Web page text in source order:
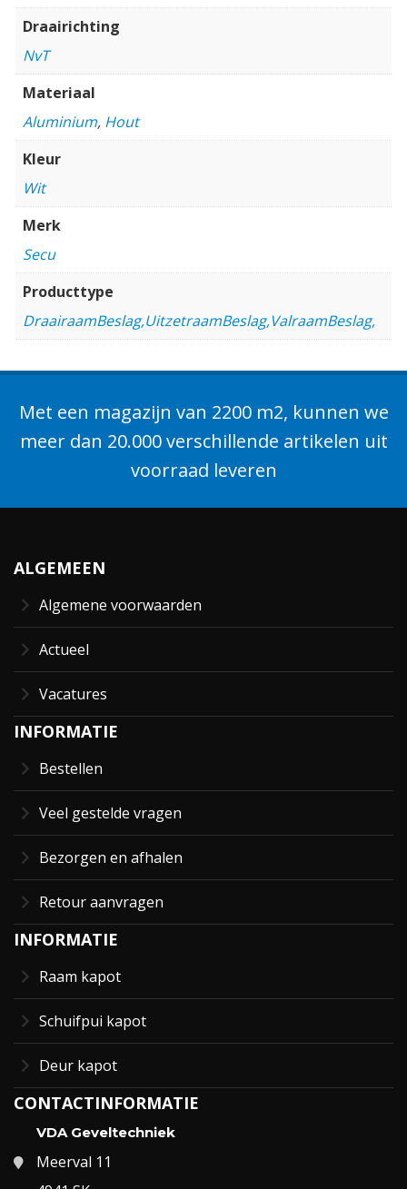
Draairichting
NvT
Materiaal
Aluminium, Hout
Kleur
Wit
Merk
Secu
Producttype
DraairaamBeslag,UitzetraamBeslag,ValraamBeslag,
Met een magazijn van 2200 m2, kunnen we
meer dan 20.000 verschillende artikelen uit
voorraad leveren
ALGEMEEN
Algemene voorwaarden
Actueel
Vacatures
INFORMATIE
Bestellen
Veel gestelde vragen
Bezorgen en afhalen
Retour aanvragen
INFORMATIE
Raam kapot
Schuifpui kapot
Deur kapot
CONTACTINFORMATIE
VDA Geveltechniek
Meerval 11